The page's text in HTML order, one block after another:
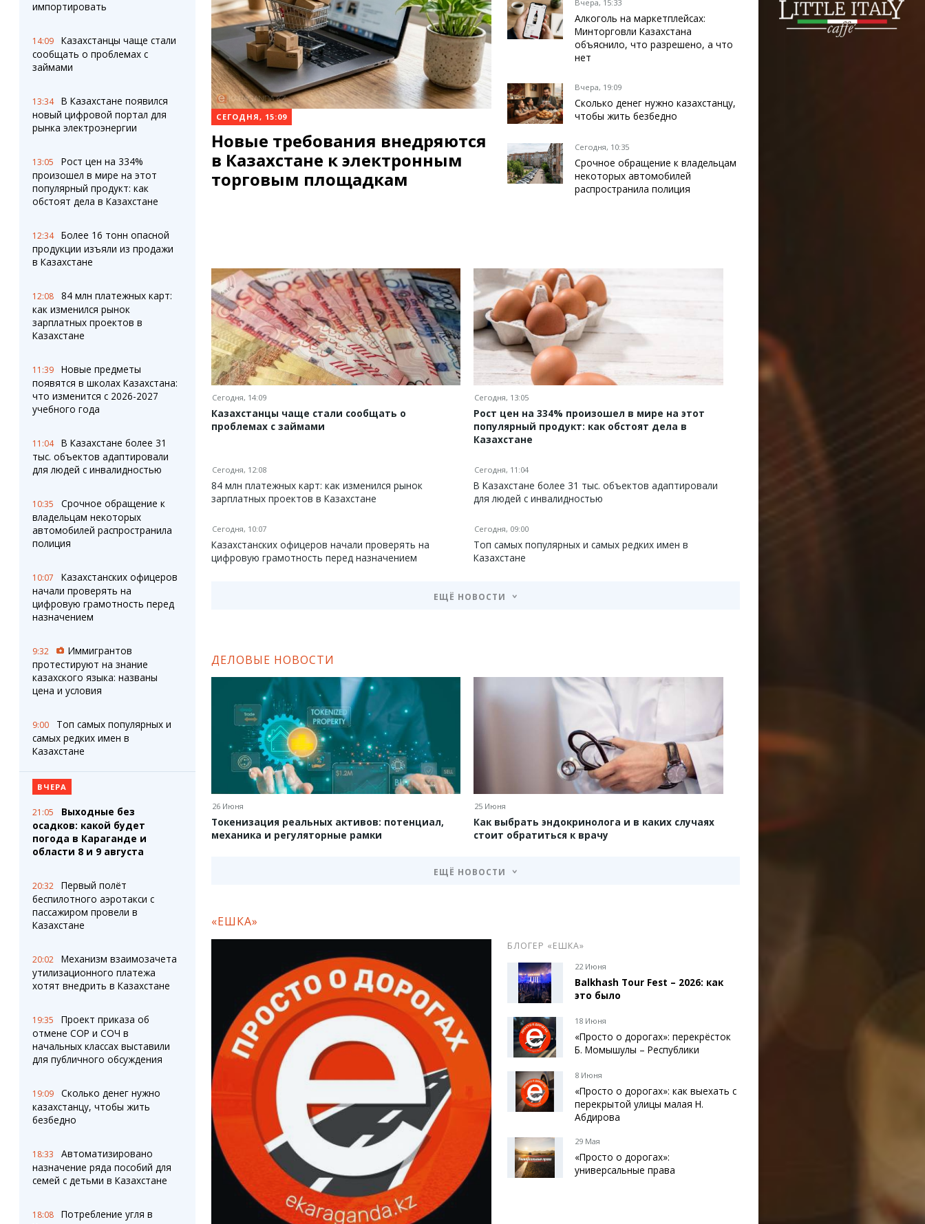
Штрихи
Коллаж недели
Ешкин гороскоп
Пробки
Карта Караганды
Организации
Мой участковый
Перекрытие дорог
Темиртау
Балхаш
Жезказган
Медиа
Фото
Видео
Timelapse
Сервисы
Переводчик
Справочник
Автобусные остановки
Экстренные службы
Каталог компаний
Купить шины, легко!
импортировать
14:09
Казахстанцы чаще стали
сообщать о проблемах с
займами
13:34
В Казахстане появился
новый цифровой портал для
рынка электроэнергии
13:05
Рост цен на 334%
произошел в мире на этот
популярный продукт: как
обстоят дела в Казахстане
12:34
Более 16 тонн опасной
продукции изъяли из продажи
в Казахстане
12:08
84 млн платежных карт:
как изменился рынок
зарплатных проектов в
Казахстане
11:39
Новые предметы
появятся в школах Казахстана:
что изменится с 2026-2027
учебного года
11:04
В Казахстане более 31
тыс. объектов адаптировали
для людей с инвалидностью
10:35
Срочное обращение к
владельцам некоторых
автомобилей распространила
полиция
10:07
Казахстанских офицеров
начали проверять на
цифровую грамотность перед
назначением
9:32
Иммигрантов
протестируют на знание
казахского языка: названы
цена и условия
9:00
Топ самых популярных и
самых редких имен в
Казахстане
ВЧЕРА
21:05
Выходные без
осадков: какой будет
погода в Караганде и
области 8 и 9 августа
20:32
Первый полёт
беспилотного аэротакси с
пассажиром провели в
Казахстане
20:02
Механизм взаимозачета
утилизационного платежа
хотят внедрить в Казахстане
19:35
Проект приказа об
отмене СОР и СОЧ в
начальных классах выставили
для публичного обсуждения
19:09
Сколько денег нужно
казахстанцу, чтобы жить
безбедно
18:33
Автоматизировано
назначение ряда пособий для
семей с детьми в Казахстане
18:08
Потребление угля в
СЕГОДНЯ, 15:09
Новые требования внедряются
в Казахстане к электронным
торговым площадкам
Вчера, 15:33
Алкоголь на маркетплейсах:
Минторговли Казахстана
объяснило, что разрешено, а что
нет
Вчера, 19:09
Сколько денег нужно казахстанцу,
чтобы жить безбедно
Сегодня, 10:35
Срочное обращение к владельцам
некоторых автомобилей
распространила полиция
Сегодня, 14:09
Казахстанцы чаще стали сообщать о
проблемах с займами
Сегодня, 13:05
Рост цен на 334% произошел в мире на этот
популярный продукт: как обстоят дела в
Казахстане
Сегодня, 12:08
84 млн платежных карт: как изменился рынок
зарплатных проектов в Казахстане
Сегодня, 11:04
В Казахстане более 31 тыс. объектов адаптировали
для людей с инвалидностью
Сегодня, 10:07
Казахстанских офицеров начали проверять на
цифровую грамотность перед назначением
Сегодня, 09:00
Топ самых популярных и самых редких имен в
Казахстане
ЕЩЁ НОВОСТИ
ДЕЛОВЫЕ НОВОСТИ
26 Июня
Токенизация реальных активов: потенциал,
механика и регуляторные рамки
25 Июня
Как выбрать эндокринолога и в каких случаях
стоит обратиться к врачу
ЕЩЁ НОВОСТИ
«ЕШКА»
БЛОГЕР «ЕШКА»
22 Июня
Balkhash Tour Fest – 2026: как
это было
18 Июня
«Просто о дорогах»: перекрёсток
Б. Момышулы – Республики
8 Июня
«Просто о дорогах»: как выехать с
перекрытой улицы малая Н.
Абдирова
29 Мая
«Просто о дорогах»:
универсальные права